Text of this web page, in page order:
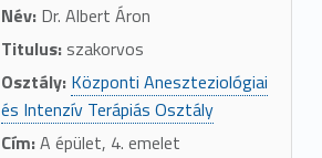
Név:Dr. Albert Áron
Titulus:szakorvos
Osztály: Központi Aneszteziológiai
és Intenzív Terápiás Osztály
Cím:A épület, 4. emelet